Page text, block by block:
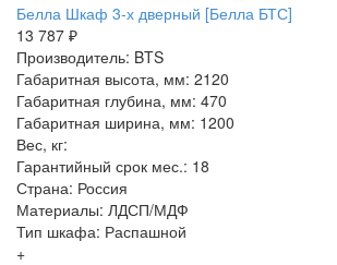
Белла Шкаф 3-х дверный [Белла БТС]
13 787 ₽
Производитель: BTS
Габаритная высота, мм: 2120
Габаритная глубина, мм: 470
Габаритная ширина, мм: 1200
Вес, кг:
Гарантийный срок мес.: 18
Страна: Россия
Материалы: ЛДСП/МДФ
Тип шкафа: Распашной
+